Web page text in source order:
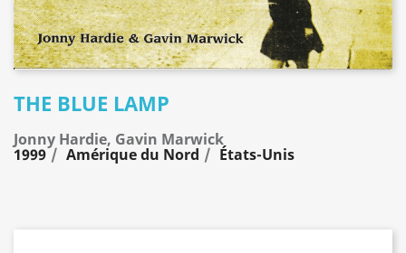
THE BLUE LAMP
Jonny Hardie, Gavin Marwick
1999 Amérique du Nord États-Unis